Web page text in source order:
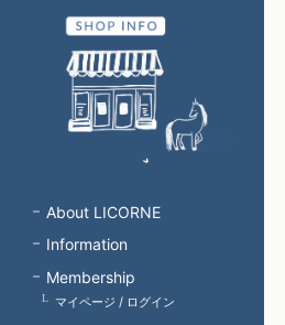
About LICORNE
Information
Membership
マイページ / ログイン